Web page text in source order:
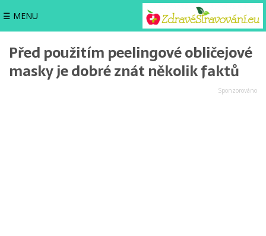
☰ MENU
Před použitím peelingové obličejové
masky je dobré znát několik faktů